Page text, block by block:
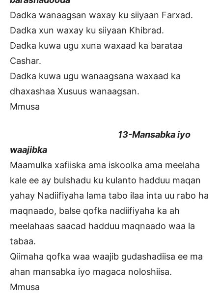
Dadka wanaagsan waxay ku siiyaan Farxad.
Dadka xun waxay ku siiyaan Khibrad.
Dadka kuwa ugu xuna waxaad ka barataa
Cashar.
Dadka kuwa ugu wanaagsana waxaad ka
dhaxashaa Xusuus wanaagsan.
Mmusa
13-Mansabka iyo
waajibka
Maamulka xafiiska ama iskoolka ama meelaha
kale ee ay bulshadu ku kulanto hadduu maqan
yahay Nadiifiyaha lama tabo ilaa inta uu rabo ha
maqnaado, balse qofka nadiifiyaha ka ah
meelahaas saacad hadduu maqnaado waa la
tabaa.
Qiimaha qofka waa waajib gudashadiisa ee ma
ahan mansabka iyo magaca noloshiisa.
Mmusa